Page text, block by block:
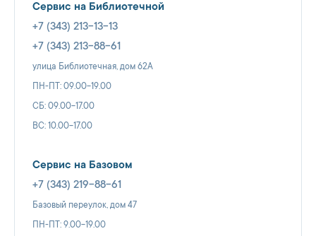
Сервис на Библиотечной
+7 (343) 213-13-13
+7 (343) 213-88-61
улица Библиотечная, дом 62А
ПН-ПТ: 09.00-19.00
СБ: 09.00-17.00
ВС: 10.00-17.00
Сервис на Базовом
+7 (343) 219-88-61
Базовый переулок, дом 47
ПН-ПТ: 9.00-19.00